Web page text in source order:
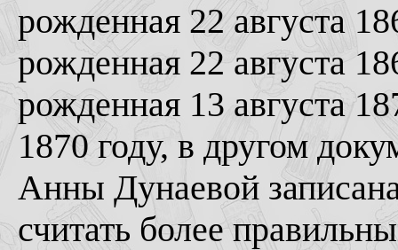
рожденная 22 августа
рожденная 22 августа
рожденная 13 августа
1870 году, в другом
Анны Дунаевой
считать более